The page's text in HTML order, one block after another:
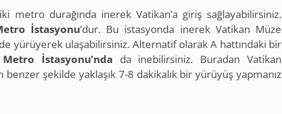
metro durağında inerek Vatikan’a giriş sağlayabilirsiniz.
İstasyonu’dur. Bu istasyonda inerek Vatikan Müze
yürüyerek ulaşabilirsiniz. Alternatif olarak A hattındaki bir
İstasyonu’nda da inebilirsiniz. Buradan Vatikan
şekilde yaklaşık 7-8 dakikalık bir yürüyüş yapmanız